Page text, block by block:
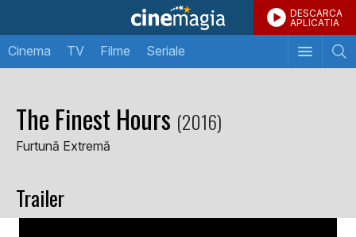
DESCARCA
APLICATIA
Cinema TV Filme Seriale
The Finest Hours (2016)
Furtună Extremă
Trailer